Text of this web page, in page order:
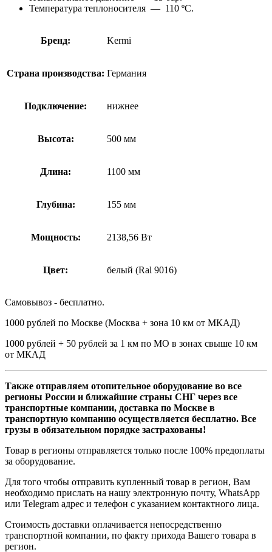
Температура теплоносителя — 110 ºC.
Бренд: Kermi
Страна производства: Германия
Подключение: нижнее
Высота: 500 мм
Длина: 1100 мм
Глубина: 155 мм
Мощность: 2138,56 Вт
Цвет: белый (Ral 9016)
Самовывоз - бесплатно.
1000 рублей по Москве (Москва + зона 10 км от МКАД)
1000 рублей + 50 рублей за 1 км по МО в зонах свыше 10 км
от МКАД
Также отправляем отопительное оборудование во все
регионы России и ближайшие страны СНГ через все
транспортные компании, доставка по Москве в
транспортную компанию осуществляется бесплатно. Все
грузы в обязательном порядке застрахованы!
Товар в регионы отправляется только после 100% предоплаты
за оборудование.
Для того чтобы отправить купленный товар в регион, Вам
необходимо прислать на нашу электронную почту, WhatsApp
или Telegram адрес и телефон с указанием контактного лица.
Стоимость доставки оплачивается непосредственно
транспортной компании, по факту прихода Вашего товара в
регион.